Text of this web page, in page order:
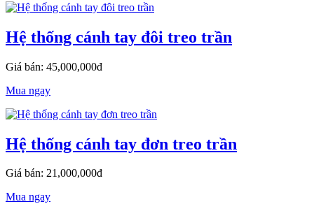
Hệ thống cánh tay đôi treo trần
Giá bán: 45,000,000đ
Mua ngay
Hệ thống cánh tay đơn treo trần
Giá bán: 21,000,000đ
Mua ngay